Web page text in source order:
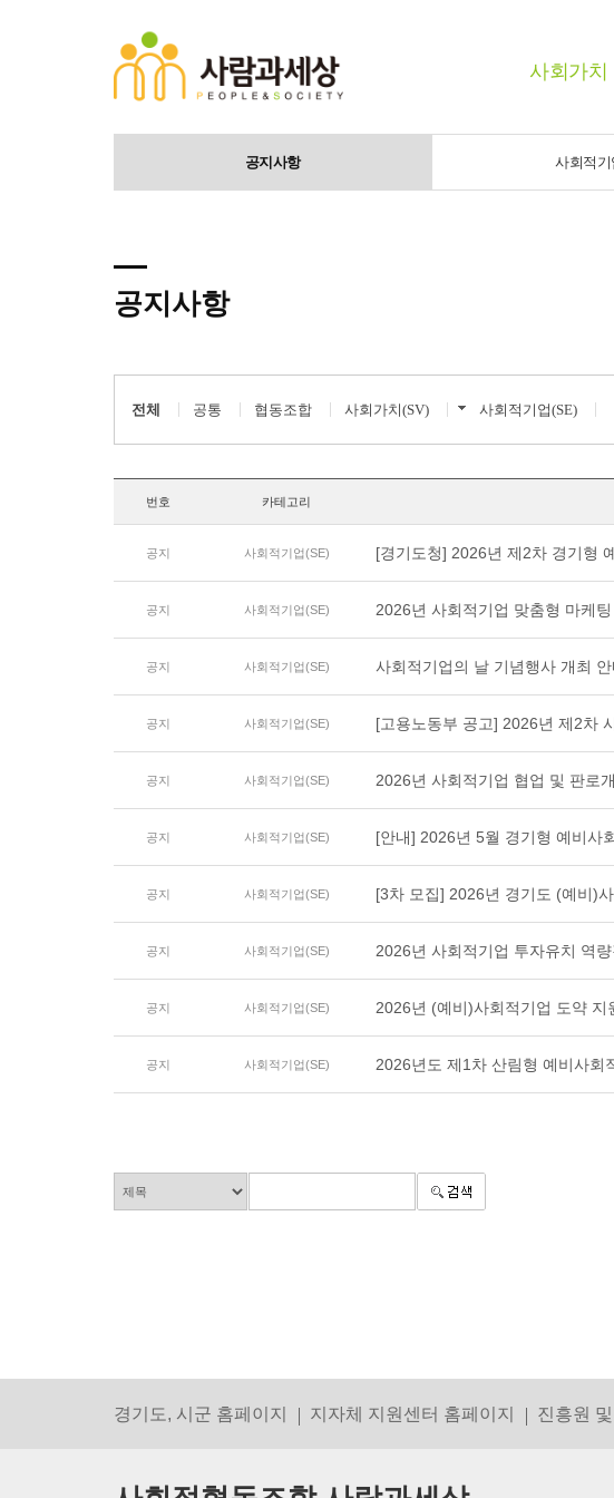
사회가치
공지사항 사회적기
공지사항
전체 공통 협동조합 사회가치(SV) 사회적기업(SE)
번호 카테고리
공지 사회적기업(SE) [경기도청] 2026년 제2차 경기형
공지 사회적기업(SE) 2026년 사회적기업 맞춤형 마케
공지 사회적기업(SE) 사회적기업의 날 기념행사 개최
공지 사회적기업(SE) [고용노동부 공고] 2026년 제2차
공지 사회적기업(SE) 2026년 사회적기업 협업 및 판로
공지 사회적기업(SE) [안내] 2026년 5월 경기형 예비사
공지 사회적기업(SE) [3차 모집] 2026년 경기도 (예비)
공지 사회적기업(SE) 2026년 사회적기업 투자유치 역
공지 사회적기업(SE) 2026년 (예비)사회적기업 도약 지
공지 사회적기업(SE) 2026년도 제1차 산림형 예비사회
경기도, 시군 홈페이지 지자체 지원센터 홈페이지 진흥원